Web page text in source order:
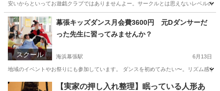
安いからといってお遊戯クラブではありませんよー。サークルとは思えないレベルの
千葉 鎌ケ谷市 新鎌ヶ谷駅 ダンス
スクール
幕張キッズダンス月会費3600円 元Dダンサーだ
った先生に習ってみませんか？
海浜幕張駅 6月13日
地域のイベントやお祭りにも参加しています。 ダンスを初めてみたい〜。リズム感
千葉 千葉市 海浜幕張駅 ダンス 運動不足
【実家の押し入れ整理】眠っている人形あ